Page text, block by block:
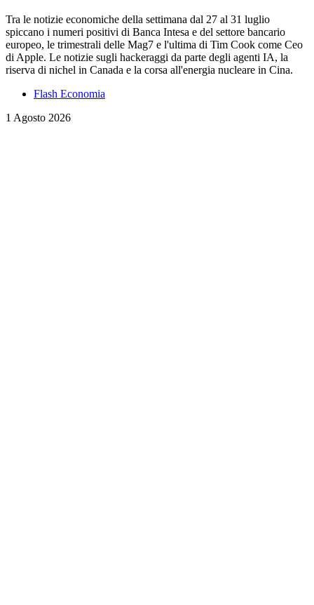
Tra le notizie economiche della settimana dal 27 al 31 luglio
spiccano i numeri positivi di Banca Intesa e del settore bancario
europeo, le trimestrali delle Mag7 e l'ultima di Tim Cook come Ceo
di Apple. Le notizie sugli hackeraggi da parte degli agenti IA, la
riserva di nichel in Canada e la corsa all'energia nucleare in Cina.
Flash Economia
1 Agosto 2026